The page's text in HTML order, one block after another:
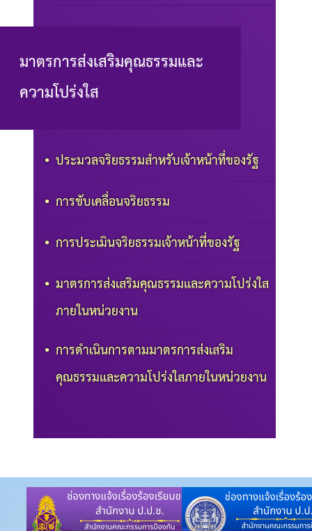
มาตรการส่งเสริมคุณธรรมและ
ความโปร่งใส
ประมวลจริยธรรมสำหรับเจ้าหน้าที่ของรัฐ
การขับเคลื่อนจริยธรรม
การประเมินจริยธรรมเจ้าหน้าที่ของรัฐ
มาตรการส่งเสริมคุณธรรมและความโปร่งใส
ภายในหน่วยงาน
การดำเนินการตามมาตรการส่งเสริม
คุณธรรมและความโปร่งใสภายในหน่วยงาน